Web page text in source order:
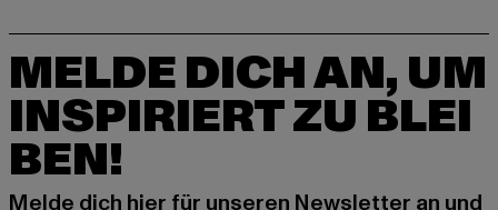
MELDE DICH AN, UM
INSPIRIERT ZU BLEI
BEN!
Melde dich hier für unseren Newsletter an und